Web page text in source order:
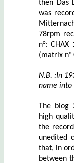
then Das
was
78rpm
n°:
(matrix n°
N.B. :In
name into
The blog
high
the
unedited
that, in
between